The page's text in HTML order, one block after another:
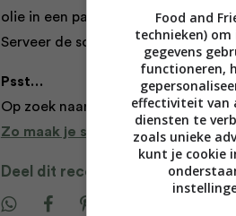
olie in een pan en bak de uiringen
Serveer de soep bestrooid met
Psst…
Op zoek naar meer soeprecepten?
Zo maak je super-soepen!
Deel dit recept
Food and
technieken)
gegevens
functioneren,
effectiviteit van
diensten te
zoals unieke
kunt je cookie